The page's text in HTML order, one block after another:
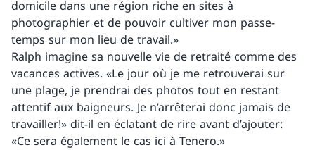
domicile dans une région riche en sites à
photographier et de pouvoir cultiver mon passe-
temps sur mon lieu de travail.»
Ralph imagine sa nouvelle vie de retraité comme des
vacances actives. «Le jour où je me retrouverai sur
une plage, je prendrai des photos tout en restant
attentif aux baigneurs. Je n’arrêterai donc jamais de
travailler!» dit-il en éclatant de rire avant d’ajouter:
«Ce sera également le cas ici à Tenero.»